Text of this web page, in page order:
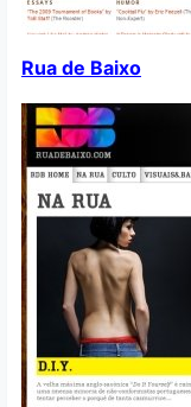
Rua de Baixo